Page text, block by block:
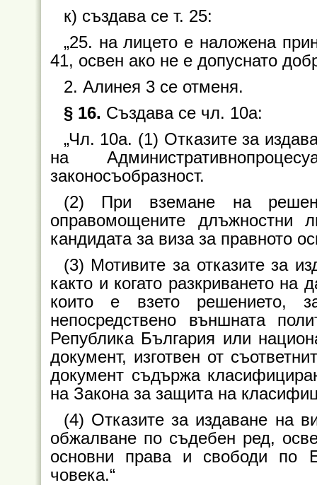
к) създава се т. 25:
„25. на лицето е наложена
41, освен ако не е допуснато
2. Алинея 3 се отменя.
§ 16. Създава се чл. 10а:
„Чл. 10а. (1) Отказите за
на
законосъобразност.
(2) При вземане на
оправомощените
кандидата за виза за правното
(3) Мотивите за отказите за
както и когато разкриването на
които е взето решението,
непосредствено външната
Република България или
документ, изготвен от
документ съдържа
на Закона за защита на
(4) Отказите за издаване на
обжалване по съдебен ред,
основни права и свободи по
човека.“